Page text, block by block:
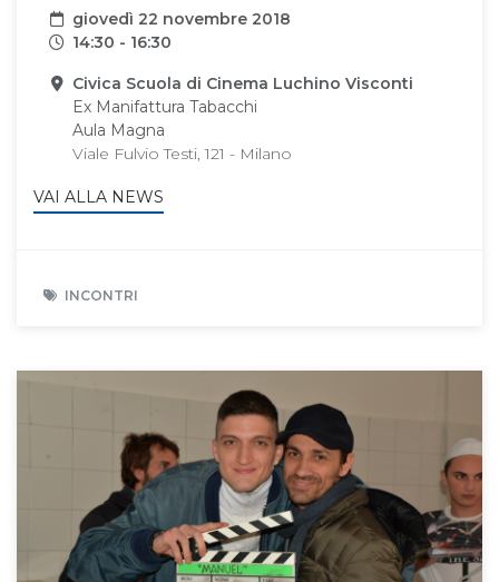
Data
giovedì 22 novembre 2018
Orari
14:30 - 16:30
Sede
Civica Scuola di Cinema Luchino Visconti
Ex Manifattura Tabacchi
Aula Magna
Viale Fulvio Testi, 121 - Milano
VAI ALLA NEWS
INCONTRI